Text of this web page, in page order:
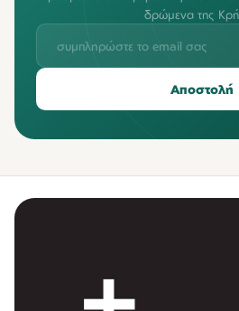
δρώμενα της
Αποστολή